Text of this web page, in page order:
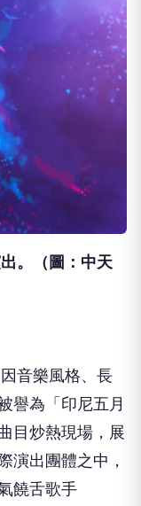
。（圖：中天
因音樂風格、長
譽為「 印尼五月
目炒熱現場， 展
演出團體之中，
饒舌歌手